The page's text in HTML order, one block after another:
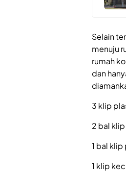
Selain
menuju
rumah
dan
3 klip
2 bal
1 bal
1 klip